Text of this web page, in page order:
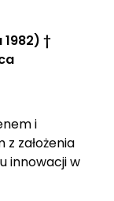
†
i
założenia
innowacji w